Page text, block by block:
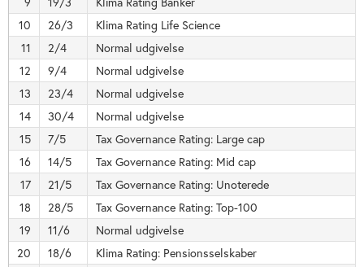
10
26/3
Klima Rating Life Science
11
2/4
Normal udgivelse
12
9/4
Normal udgivelse
13
23/4
Normal udgivelse
14
30/4
Normal udgivelse
15
7/5
Tax Governance Rating: Large cap
16
14/5
Tax Governance Rating: Mid cap
17
21/5
Tax Governance Rating: Unoterede
18
28/5
Tax Governance Rating: Top-100
19
11/6
Normal udgivelse
20
18/6
Klima Rating: Pensionsselskaber